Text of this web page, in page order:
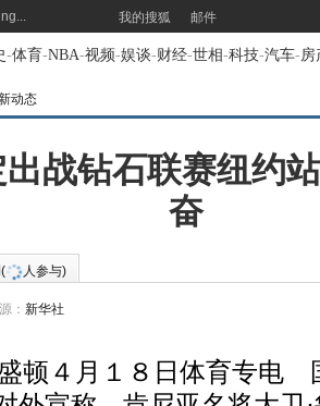
我的搜狐 邮件
-体育-NBA-视频-娱谈-财经-世相-科技-汽车-房
动态
战钻石联赛纽约
奋
( 人参与)
： 新华社
４月１８日体育专电